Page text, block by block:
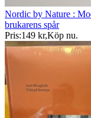
Nordic by Nature :
brukarens spår
Pris:149 kr,Köp nu.